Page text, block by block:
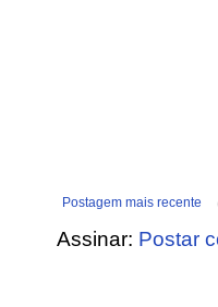
Postagem mais recente
Assinar: Postar